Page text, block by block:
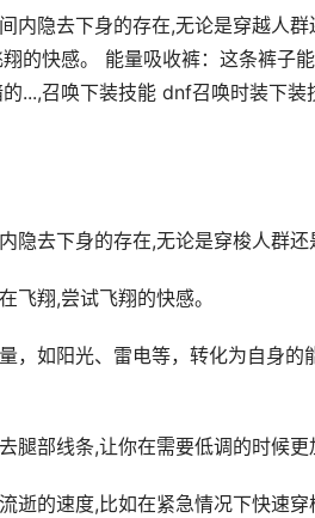
隐去下身的存在,无论是穿越人群
的快感。 能量吸收裤：这条裤子
...,召唤下装技能 dnf召唤时装下装
隐去下身的存在,无论是穿梭人群还
飞翔,尝试飞翔的快感。
，如阳光、雷电等，转化为自身的
腿部线条,让你在需要低调的时候更
逝的速度,比如在紧急情况下快速穿